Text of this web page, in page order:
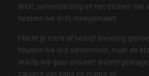
tekst, samenstelling en het blurren van
hebben we echt meegemaakt.
Mocht je merk of bedrijf toevallig
houden we ons aanbevolen, maar de
reality, we gaan ons niet anders
zakgeld van papa en mama ;o)